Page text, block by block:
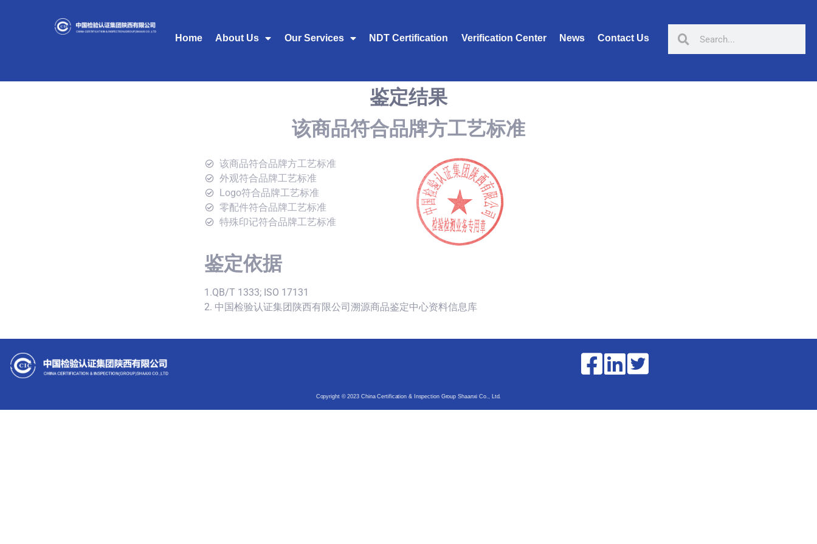
Home About Us Our Services NDT Certification Verification Center News Contact Us
鉴定结果
该商品符合品牌方工艺标准
该商品符合品牌方工艺标准
外观符合品牌工艺标准
Logo符合品牌工艺标准
零配件符合品牌工艺标准
特殊印记符合品牌工艺标准
鉴定依据
1.QB/T 1333; ISO 17131
2. 中国检验认证集团陕西有限公司溯源商品鉴定中心资料信息库
Copyright © 2023 China Certification & Inspection Group Shaanxi Co., Ltd.